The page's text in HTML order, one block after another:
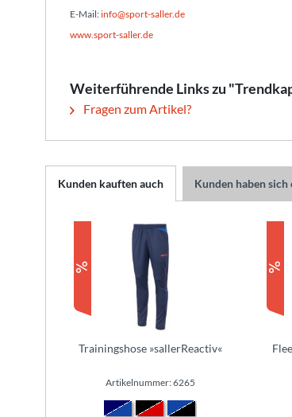
E-Mail:info@sport-saller.de
www.sport-saller.de
Weiterführende Links zu
Fragen zum Artikel?
Kunden kauften auch Kunden haben sich
Trainingshose »sallerReactiv«
Artikelnummer: 6265